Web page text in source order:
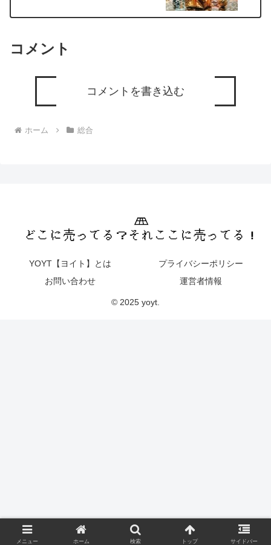
コメント
コメントを書き込む
ホーム 総合
YOYT【ヨイト】とは
プライバシーポリシー
お問い合わせ
運営者情報
© 2025 yoyt.
メニュー ホーム 検索 トップ サイドバー